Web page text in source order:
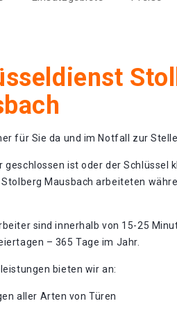
für Sie da und im Notfall zur
geschlossen ist oder der Schlüssel
Mausbach arbeiteten
sind innerhalb von 15-25
– 365 Tage im Jahr.
bieten wir an:
aller Arten von Türen